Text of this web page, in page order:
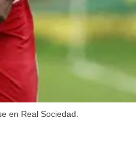
en Real Sociedad.